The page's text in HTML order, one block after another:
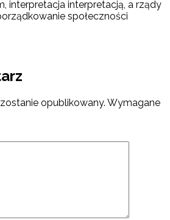
interpretacja interpretacją, a rządy
społeczności
opublikowany. Wymagane